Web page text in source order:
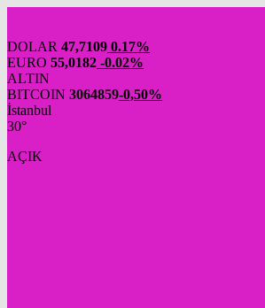
DOLAR 47,7109 0.17%
EURO 55,0182 -0.02%
ALTIN
BITCOIN 3064859-0,50%
İstanbul
30°
AÇIK